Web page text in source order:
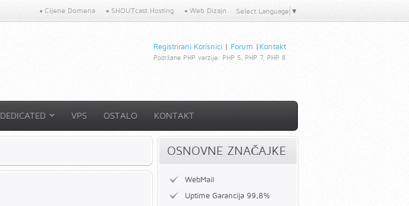
Select Language ▼
Cijene Domena SHOUTcast Hosting Web Dizajn
Registrirani Korisnici | Forum |Kontakt
Podržane PHP verzije: PHP 5, PHP 7, PHP 8
DEDICATED VPS OSTALO KONTAKT
OSNOVNE ZNAČAJKE
WebMail
Uptime Garancija 99,8%